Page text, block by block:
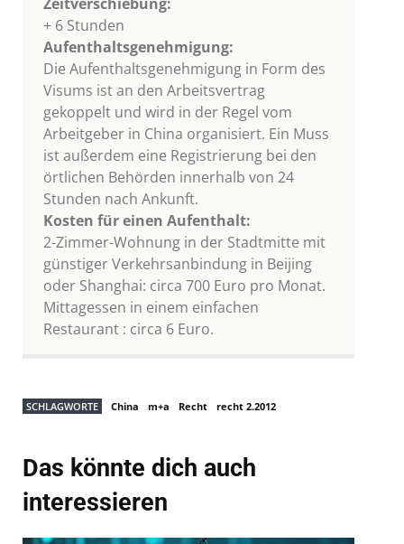
+ 6 Stunden
Aufenthaltsgenehmigung:
Die Aufenthaltsgenehmigung in Form des
Visums ist an den Arbeitsvertrag
gekoppelt und wird in der Regel vom
Arbeitgeber in China organisiert. Ein Muss
ist außerdem eine Registrierung bei den
örtlichen Behörden innerhalb von 24
Stunden nach Ankunft.
Kosten für einen Aufenthalt:
2-Zimmer-Wohnung in der Stadtmitte mit
günstiger Verkehrsanbindung in Beijing
oder Shanghai: circa 700 Euro pro Monat.
Mittagessen in einem einfachen
Restaurant : circa 6 Euro.
SCHLAGWORTE China m+a Recht recht 2.2012
Das könnte dich auch
interessieren